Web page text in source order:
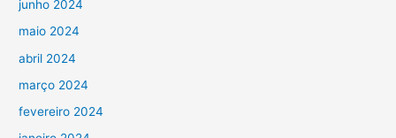
junho 2024
maio 2024
abril 2024
março 2024
fevereiro 2024